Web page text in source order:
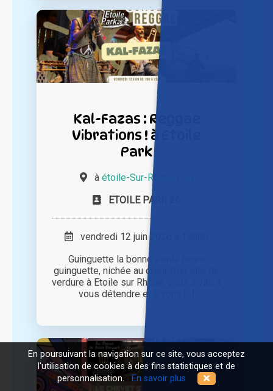
Kal-Fazas : Reggae
Vibrations ! à Etoile
Park
à étoile-Sur-Rhône (26)
ETOILE PARK 26
vendredi 12 juin 2026 à 19h00
Guinguette la bonne étoile Notre
guinguette, nichée au cœur d’un site de
verdure à Etoile sur Rhône, vous invite à
vous détendre et à vous [...]
En poursuivant la navigation sur ce site, vous acceptez
l'utilisation de cookies à des fins statistiques et de
personnalisation.
En savoir plus